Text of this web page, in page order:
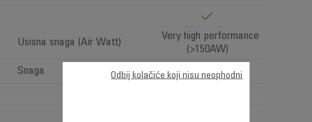
Usisna snaga (Air Watt)
Very high performance
(>150AW)
Snaga
480 W
Odbij kolačiće koji nisu neophodni